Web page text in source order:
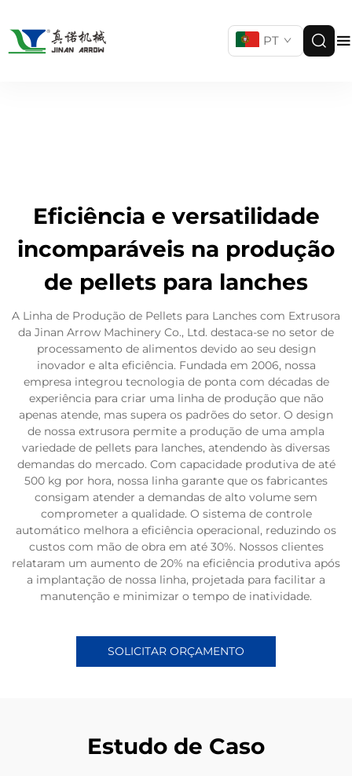
PT
Eficiência e versatilidade
incomparáveis na produção
de pellets para lanches
A Linha de Produção de Pellets para Lanches com Extrusora
da Jinan Arrow Machinery Co., Ltd. destaca-se no setor de
processamento de alimentos devido ao seu design
inovador e alta eficiência. Fundada em 2006, nossa
empresa integrou tecnologia de ponta com décadas de
experiência para criar uma linha de produção que não
apenas atende, mas supera os padrões do setor. O design
de nossa extrusora permite a produção de uma ampla
variedade de pellets para lanches, atendendo às diversas
demandas do mercado. Com capacidade produtiva de até
500 kg por hora, nossa linha garante que os fabricantes
consigam atender a demandas de alto volume sem
comprometer a qualidade. O sistema de controle
automático melhora a eficiência operacional, reduzindo os
custos com mão de obra em até 30%. Nossos clientes
relataram um aumento de 20% na eficiência produtiva após
a implantação de nossa linha, projetada para facilitar a
manutenção e minimizar o tempo de inatividade.
SOLICITAR ORÇAMENTO
Estudo de Caso